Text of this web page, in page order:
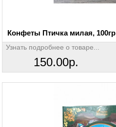
Конфеты Птичка милая, 100гр
Узнать подробнее о товаре...
150.00р.